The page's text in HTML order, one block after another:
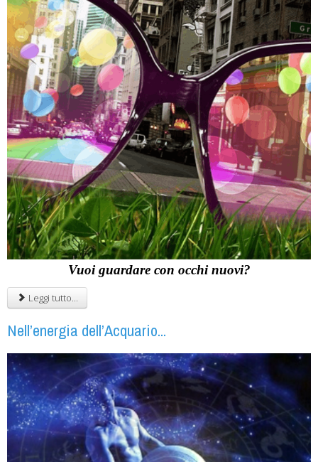
Vuoi guardare con occhi nuovi?
Leggi tutto...
Nell’energia dell’Acquario...